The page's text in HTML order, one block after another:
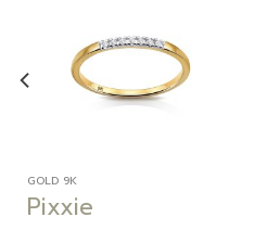
Add to
wishlist
GOLD 9K
Pixxie